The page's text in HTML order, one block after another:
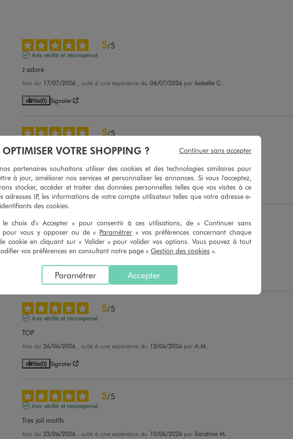
5/5
Avis vérifié et récompensé
J adore
Avis du 17/07/2026 , suite à une expérience du 04/07/2026 par Isabelle C.
Utile(0) Signaler
5/5
RAS
Avis du10/07/2026 , suite à une expérience du27/06/2026 parVeronique J.
Utile (0) Signaler
5/5
Avis vérifié et récompensé
Oui
Signaler
5/5
Avis vérifié et récompensé
TOP
Avis du 26/06/2026 , suite à une expérience du 13/06/2026 par A.M.
Utile(0) Signaler
5/5
Avis vérifié et récompensé
Très joli motifs
Avis du 23/06/2026 , suite à une expérience du 10/06/2026 par Sandrine M.
OPTIMISER VOTRE SHOPPING ?
partenaires souhaitons utiliser des cookies et des technologies similaires pour
à jour, améliorer nos services et personnaliser les annonces. Si vous l'acceptez,
stocker, accéder et traiter des données personnelles telles que vos visites à ce
adresses IP, les informations de votre compte utilisateur telles que votre adresse e-
des cookies.
le choix d'« Accepter » pour consentir à ces utilisations, de « Continuer sans
pour vous y opposer ou de « Paramétrer » vos préférences concernant chaque
cookie en cliquant sur « Valider » pour valider vos options. Vous pouvez à tout
vos préférences en consultant notre page « Gestion des cookies ».
Accepter
Paramétrer
Continuer sans accepter